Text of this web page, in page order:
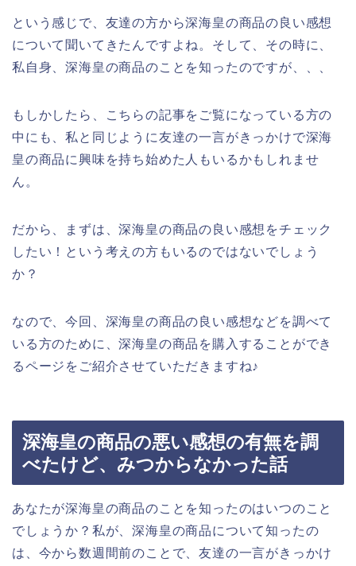
という感じで、友達の方から深海皇の商品の良い感想
について聞いてきたんですよね。そして、その時に、
私自身、深海皇の商品のことを知ったのですが、、、
もしかしたら、こちらの記事をご覧になっている方の
中にも、私と同じように友達の一言がきっかけで深海
皇の商品に興味を持ち始めた人もいるかもしれませ
ん。
だから、まずは、深海皇の商品の良い感想をチェック
したい！という考えの方もいるのではないでしょう
か？
なので、今回、深海皇の商品の良い感想などを調べて
いる方のために、深海皇の商品を購入することができ
るページをご紹介させていただきますね♪
深海皇の商品の悪い感想の有無を調
べたけど、みつからなかった話
あなたが深海皇の商品のことを知ったのはいつのこと
でしょうか？私が、深海皇の商品について知ったの
は、今から数週間前のことで、友達の一言がきっかけ